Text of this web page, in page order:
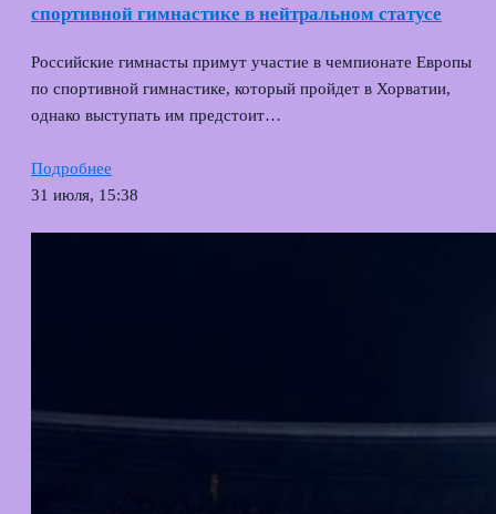
спортивной гимнастике в нейтральном статусе
Российские гимнасты примут участие в чемпионате Европы
по спортивной гимнастике, который пройдет в Хорватии,
однако выступать им предстоит…
Подробнее
31 июля, 15:38